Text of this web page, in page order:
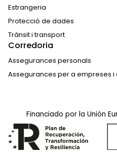
Estrangeria
Protecció de dades
Trànsit i transport
Corredoria
Assegurances personals
Assegurances per a empreses i
Financiado por la Unión